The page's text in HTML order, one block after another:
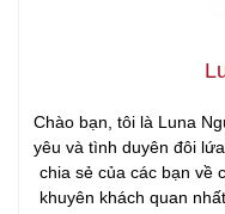
Chào bạn, tôi là Luna
yêu và tình duyên đôi
chia sẻ của các bạn về
khuyên khách quan